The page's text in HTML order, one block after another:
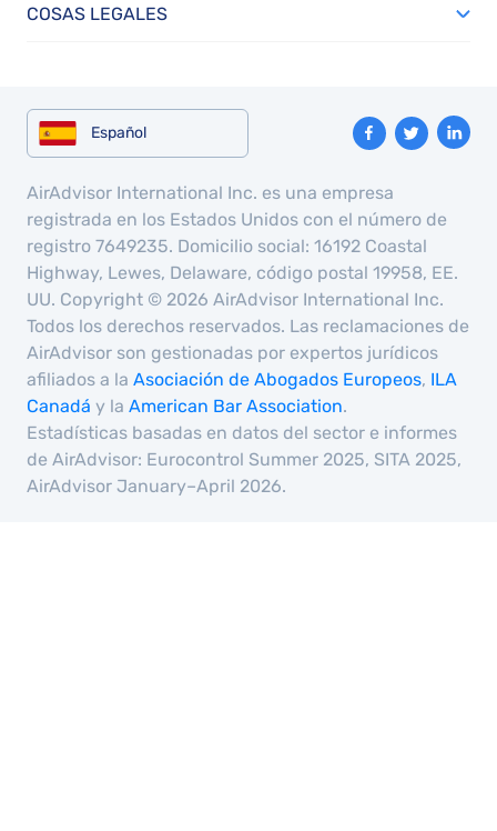
COSAS LEGALES
Español
AirAdvisor International Inc. es una empresa
registrada en los Estados Unidos con el número de
registro 7649235. Domicilio social: 16192 Coastal
Highway, Lewes, Delaware, código postal 19958, EE.
UU. Copyright © 2026 AirAdvisor International Inc.
Todos los derechos reservados. Las reclamaciones de
AirAdvisor son gestionadas por expertos jurídicos
afiliados a la Asociación de Abogados Europeos, ILA
Canadá y la American Bar Association.
Estadísticas basadas en datos del sector e informes
de AirAdvisor: Eurocontrol Summer 2025, SITA 2025,
AirAdvisor January–April 2026.